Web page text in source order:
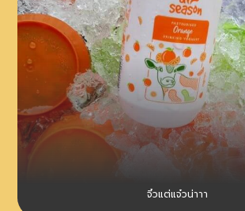
จิ๋วแต่แจ๋วน่าาา